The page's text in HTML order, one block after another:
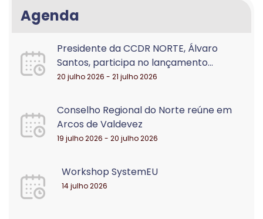
Agenda
Presidente da CCDR NORTE, Álvaro
Santos, participa no lançamento...
20 julho 2026 - 21 julho 2026
Conselho Regional do Norte reúne em
Arcos de Valdevez
19 julho 2026 - 20 julho 2026
Workshop SystemEU
14 julho 2026